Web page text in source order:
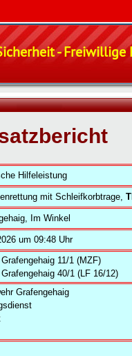
-
Hilfeleistung
mit Schleifkorbtrage,
Im Winkel
um 09:48 Uhr
Grafengehaig 11/1 (MZF)
Grafengehaig 40/1 (LF 16/12)
Grafengehaig